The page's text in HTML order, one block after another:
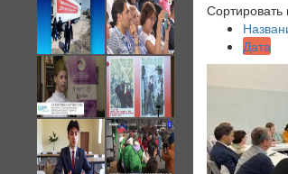
Сортировать
Дата